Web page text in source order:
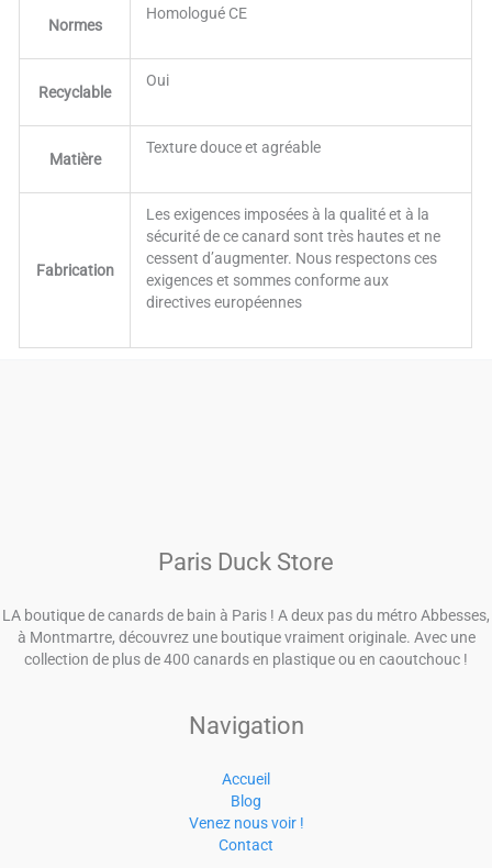
Normes
Homologué CE
Recyclable
Oui
Matière
Texture douce et agréable
Fabrication
Les exigences imposées à la qualité et à la
sécurité de ce canard sont très hautes et ne
cessent d’augmenter. Nous respectons ces
exigences et sommes conforme aux
directives européennes
Paris Duck Store
LA boutique de canards de bain à Paris ! A deux pas du métro Abbesses,
à Montmartre, découvrez une boutique vraiment originale. Avec une
collection de plus de 400 canards en plastique ou en caoutchouc !
Navigation
Accueil
Blog
Venez nous voir !
Contact